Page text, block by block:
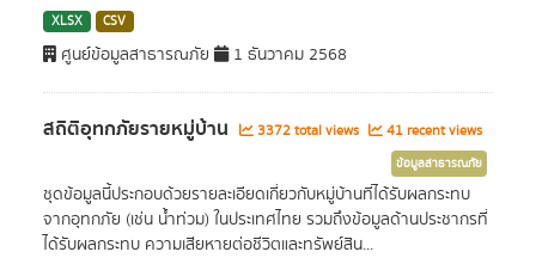
XLSX CSV
ศูนย์ข้อมูลสาธารณภัย 1 ธันวาคม 2568
สถิติอุทกภัยรายหมู่บ้าน 3372 total views 41 recent views
ข้อมูลสาธารณภัย
ชุดข้อมูลนี้ประกอบด้วยรายละเอียดเกี่ยวกับหมู่บ้านที่ได้รับผลกระทบ
จากอุทกภัย (เช่น น้ำท่วม) ในประเทศไทย รวมถึงข้อมูลด้านประชากรที่
ได้รับผลกระทบ ความเสียหายต่อชีวิตและทรัพย์สิน...